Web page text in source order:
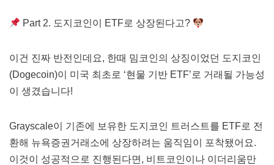
Part 2. 도지코인이 ETF로 상장된다고?
이건 진짜 반전인데요, 한때 밈코인의 상징이었던 도지코인
(Dogecoin)이 미국 최초로 ‘현물 기반 ETF’로 거래될 가능성
이 생겼습니다!
Grayscale이 기존에 보유한 도지코인 트러스트를 ETF로 전
환해 뉴욕증권거래소에 상장하려는 움직임이 포착됐어요.
이것이 성공적으로 진행된다면, 비트코인이나 이더리움만